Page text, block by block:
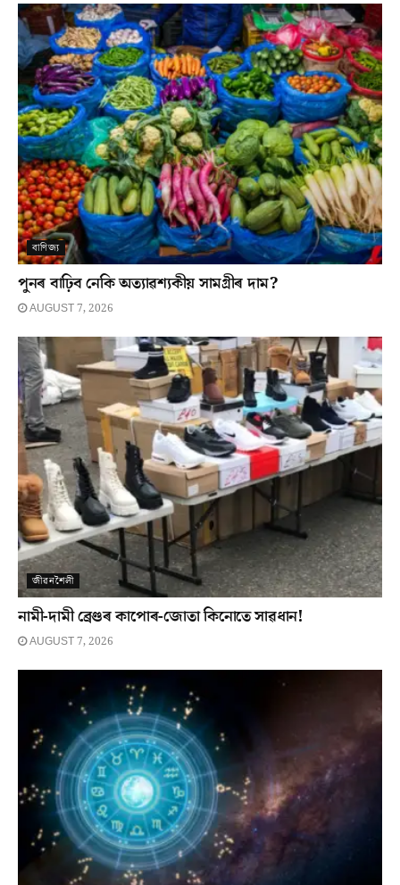
বাণিজ্য
পুনৰ বাঢ়িব নেকি অত্যাৱশ্যকীয় সামগ্ৰীৰ দাম?
AUGUST 7, 2026
জীৱনশৈলী
নামী-দামী ব্ৰেণ্ডৰ কাপোৰ-জোতা কিনোতে সাৱধান!
AUGUST 7, 2026